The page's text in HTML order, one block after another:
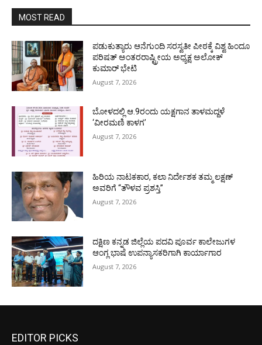
MOST READ
ಪಡುಕುತ್ಯಾರು ಆನೆಗುಂದಿ ಸರಸ್ವತೀ ಪೀಠಕ್ಕೆ ವಿಶ್ವ ಹಿಂದೂ
ಪರಿಷತ್ ಅಂತರರಾಷ್ಟ್ರೀಯ ಅಧ್ಯಕ್ಷ ಅಲೋಕ್
ಕುಮಾರ್ ಭೇಟಿ
August 7, 2026
ಬೋಳದಲ್ಲಿ ಆ.9ರಂದು ಯಕ್ಷಗಾನ ತಾಳಮದ್ದಳೆ
‘ವೀರಮಣಿ ಕಾಳಗ’
August 7, 2026
ಹಿರಿಯ ನಾಟಕಕಾರ, ಕಲಾ ನಿರ್ದೇಶಕ ತಮ್ಮ ಲಕ್ಷಣ್
ಅವರಿಗೆ “ತೌಳವ ಪ್ರಶಸ್ತಿ”
August 7, 2026
ದಕ್ಷಿಣ ಕನ್ನಡ ಜಿಲ್ಲೆಯ ಪದವಿ ಪೂರ್ವ ಕಾಲೇಜುಗಳ
ಆಂಗ್ಲ ಭಾಷೆ ಉಪನ್ಯಾಸಕರಿಗಾಗಿ ಕಾರ್ಯಾಗಾರ
August 7, 2026
EDITOR PICKS